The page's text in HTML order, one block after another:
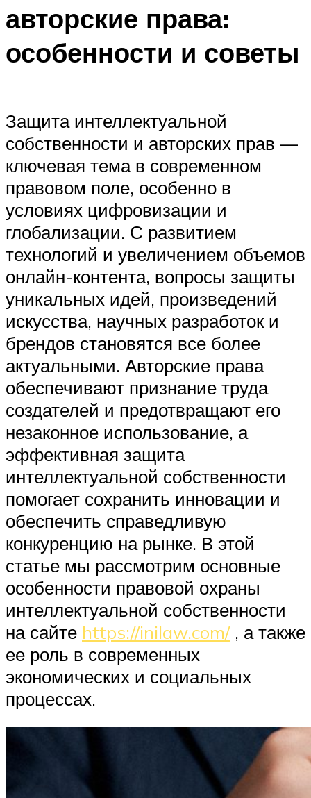
авторские права:
особенности и советы
Защита интеллектуальной
собственности и авторских прав —
ключевая тема в современном
правовом поле, особенно в
условиях цифровизации и
глобализации. С развитием
технологий и увеличением объемов
онлайн-контента, вопросы защиты
уникальных идей, произведений
искусства, научных разработок и
брендов становятся все более
актуальными. Авторские права
обеспечивают признание труда
создателей и предотвращают его
незаконное использование, а
эффективная защита
интеллектуальной собственности
помогает сохранить инновации и
обеспечить справедливую
конкуренцию на рынке. В этой
статье мы рассмотрим основные
особенности правовой охраны
интеллектуальной собственности
на сайте https://inilaw.com/, а также
ее роль в современных
экономических и социальных
процессах.